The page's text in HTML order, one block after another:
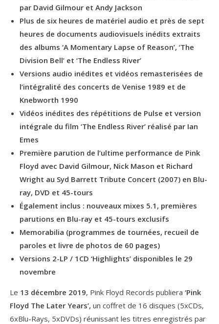
par David Gilmour et Andy Jackson
Plus de six heures de matériel audio et près de sept
heures de documents audiovisuels inédits extraits
des albums ‘A Momentary Lapse of Reason’, ‘The
Division Bell’ et ‘The Endless River’
Versions audio inédites et vidéos remasterisées de
l’intégralité des concerts de Venise 1989 et de
Knebworth 1990
Vidéos inédites des répétitions de Pulse et version
intégrale du film ‘The Endless River’ réalisé par Ian
Emes
Première parution de l’ultime performance de Pink
Floyd avec David Gilmour, Nick Mason et Richard
Wright au Syd Barrett Tribute Concert (2007) en Blu-
ray, DVD et 45-tours
Également inclus : nouveaux mixes 5.1, premières
parutions en Blu-ray et 45-tours exclusifs
Memorabilia (programmes de tournées, recueil de
paroles et livre de photos de 60 pages)
Versions 2-LP / 1CD ‘Highlights’ disponibles le 29
novembre
Le 13 décembre 2019, Pink Floyd Records publiera ‘Pink
Floyd The Later Years’, un coffret de 16 disques (5xCDs,
6xBlu-Rays, 5xDVDs) réunissant les titres enregistrés par